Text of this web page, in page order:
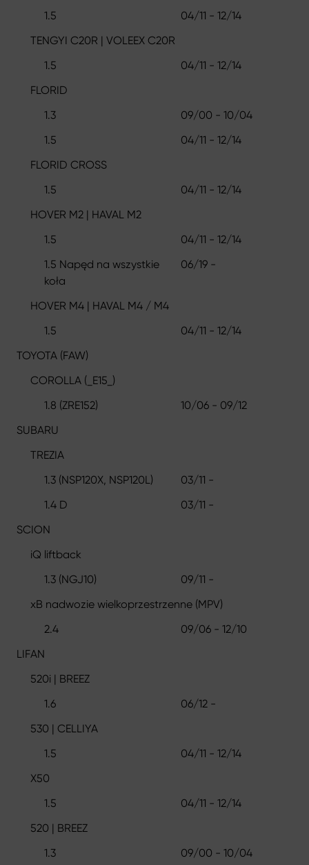
1.5
04/11 - 12/14
TENGYI C20R | VOLEEX C20R
1.5
04/11 - 12/14
FLORID
1.3
09/00 - 10/04
1.5
04/11 - 12/14
FLORID CROSS
1.5
04/11 - 12/14
HOVER M2 | HAVAL M2
1.5
04/11 - 12/14
1.5 Napęd na wszystkie
koła
06/19 -
HOVER M4 | HAVAL M4 / M4
1.5
04/11 - 12/14
TOYOTA (FAW)
COROLLA (_E15_)
1.8 (ZRE152)
10/06 - 09/12
SUBARU
TREZIA
1.3 (NSP120X, NSP120L)
03/11 -
1.4 D
03/11 -
SCION
iQ liftback
1.3 (NGJ10)
09/11 -
xB nadwozie wielkoprzestrzenne (MPV)
2.4
09/06 - 12/10
LIFAN
520i | BREEZ
1.6
06/12 -
530 | CELLIYA
1.5
04/11 - 12/14
X50
1.5
04/11 - 12/14
520 | BREEZ
1.3
09/00 - 10/04